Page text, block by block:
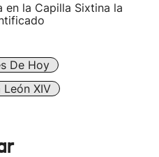
en la Capilla Sixtina la
De Hoy
León XIV